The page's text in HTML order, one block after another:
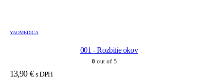
YAOMEDICA
001 - Rozbitie okov
0 out of 5
13,90 € s DPH